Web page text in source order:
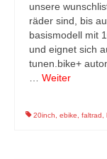
unsere
räder sind, bis
basismodell mit
und eignet sich
tunen.bike+
Weiter
20inch ebike faltrad